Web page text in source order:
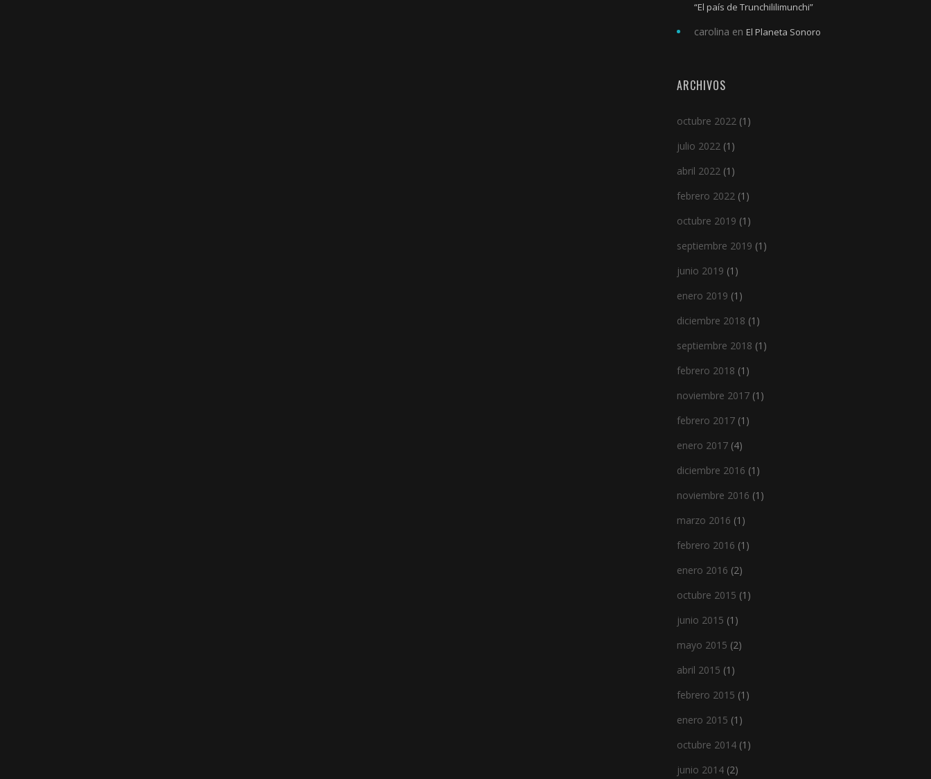
“El país de Trunchililimunchi”
carolina en El Planeta Sonoro
ARCHIVOS
octubre 2022 (1)
julio 2022 (1)
abril 2022 (1)
febrero 2022 (1)
octubre 2019 (1)
septiembre 2019 (1)
junio 2019 (1)
enero 2019 (1)
diciembre 2018 (1)
septiembre 2018 (1)
febrero 2018 (1)
noviembre 2017 (1)
febrero 2017 (1)
enero 2017 (4)
diciembre 2016 (1)
noviembre 2016 (1)
marzo 2016 (1)
febrero 2016 (1)
enero 2016 (2)
octubre 2015 (1)
junio 2015 (1)
mayo 2015 (2)
abril 2015 (1)
febrero 2015 (1)
enero 2015 (1)
octubre 2014 (1)
junio 2014 (2)